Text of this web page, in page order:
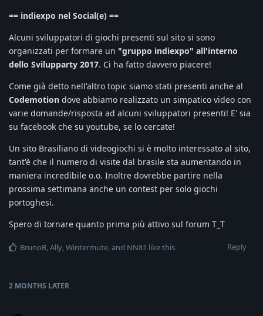
== indiexpo nel Social(e) ==
Alcuni sviluppatori di giochi presenti sul sito si sono
organizzati per formare un "gruppo indiexpo" all'interno
dello Svilupparty 2017. Ci ha fatto davvero piacere!
Come già detto nell'altro topic siamo stati presenti anche al
Codemotion dove abbiamo realizzato un simpatico video con
varie domande/risposta ad alcuni sviluppatori presenti! E' sia
su facebook che su youtube, se lo cercate!
Un sito Brasiliano di videogiochi si è molto interessato al sito,
tant'è che il numero di visite dal brasile sta aumentando in
maniera incredibile o.o. Inoltre dovrebbe partire nella
prossima settimana anche un contest per solo giochi
portoghesi.
Spero di tornare quanto prima più attivo sul forum T_T
Reply
BrunoB,Ally,Wintermute, and NN81 like this.
2 MONTHS LATER